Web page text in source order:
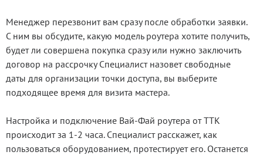
Менеджер перезвонит вам сразу после обработки заявки.
С ним вы обсудите, какую модель роутера хотите получить,
будет ли совершена покупка сразу или нужно заключить
договор на рассрочку Специалист назовет свободные
даты для организации точки доступа, вы выберите
подходящее время для визита мастера.
Настройка и подключение Вай-Фай роутера от ТТК
происходит за 1-2 часа. Специалист расскажет, как
пользоваться оборудованием, протестирует его. Останется